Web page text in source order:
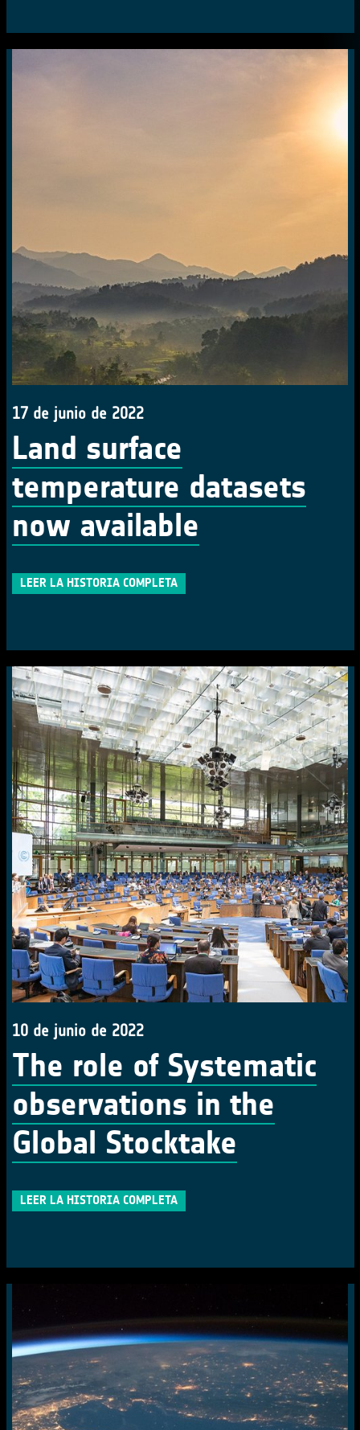
17 de junio de 2022
Land surface
temperature datasets
now available
LEER LA HISTORIA COMPLETA
10 de junio de 2022
The role of Systematic
observations in the
Global Stocktake
LEER LA HISTORIA COMPLETA